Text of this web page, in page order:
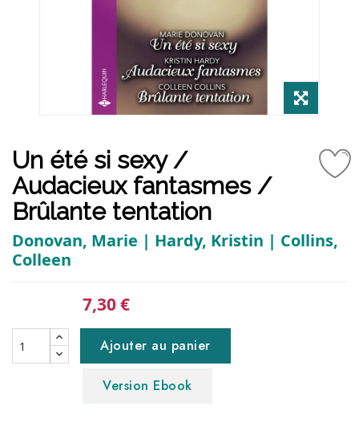
Un été si sexy /
Audacieux fantasmes /
Brûlante tentation
Donovan, Marie | Hardy, Kristin | Collins,
Colleen
7,30 €
Ajouter au panier
Version Ebook